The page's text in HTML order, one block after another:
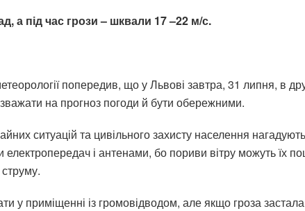
а під час грози – шквали 17 –22 м/с.
попередив, що у Львові завтра, 31 липня, в
на прогноз погоди й бути обережними.
ситуацій та цивільного захисту населення
і антенами, бо пориви вітру можуть їх
у приміщенні із громовідводом, але якщо гроза